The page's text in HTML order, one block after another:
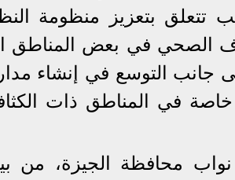
تتعلق بتعزيز منظومة
الصحي في بعض المناطق
جانب التوسع في إنشاء
خاصة في المناطق ذات
محافظة الجيزة، من